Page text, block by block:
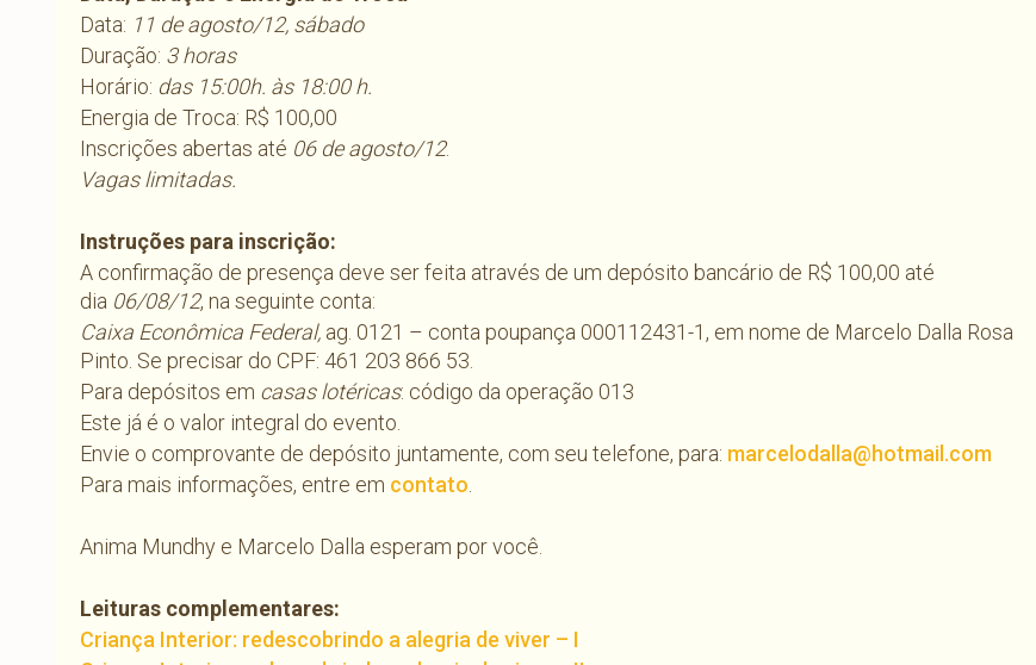
Data: 11 de agosto/12, sábado
Duração: 3 horas
Horário: das 15:00h. às 18:00 h.
Energia de Troca: R$ 100,00
Inscrições abertas até 06 de agosto/12.
Vagas limitadas.
Instruções para inscrição:
A confirmação de presença deve ser feita através de um depósito bancário de R$ 100,00 até
dia 06/08/12, na seguinte conta:
Caixa Econômica Federal, ag. 0121 – conta poupança 000112431-1, em nome de Marcelo Dalla Rosa
Pinto. Se precisar do CPF: 461 203 866 53.
Para depósitos em casas lotéricas: código da operação 013
Este já é o valor integral do evento.
Envie o comprovante de depósito juntamente, com seu telefone, para: marcelodalla@hotmail.com
Para mais informações, entre em contato
Anima Mundhy e Marcelo Dalla esperam por você.
Leituras complementares:
Criança Interior: redescobrindo a alegria de viver – I